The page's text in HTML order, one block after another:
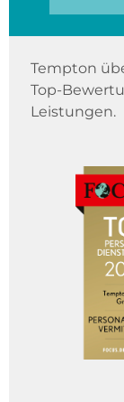
Tempton
Top-
Leistungen.